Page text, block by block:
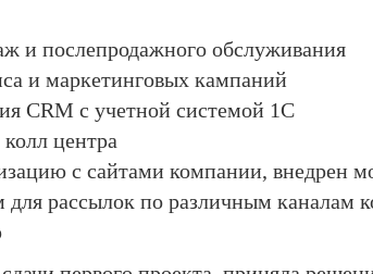
и послепродажного обслуживания
и маркетинговых кампаний
CRM с учетной системой 1С
центра
с сайтами компании, внедрен
для рассылок по различным каналам